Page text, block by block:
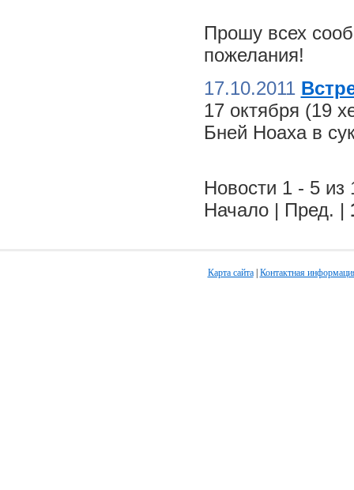
Прошу всех
пожелания!
17.10.2011
17 октября (19
Бней Ноаха в
Новости 1 - 5 из
Начало | Пред. |
Карта сайта| Контактная